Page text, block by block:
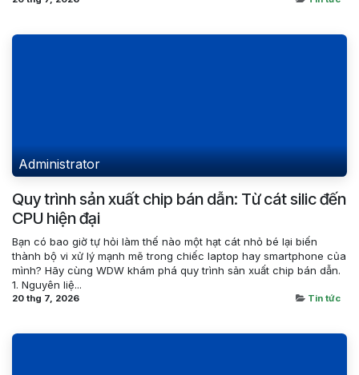
Administrator
Quy trình sản xuất chip bán dẫn: Từ cát silic đến
CPU hiện đại
Bạn có bao giờ tự hỏi làm thế nào một hạt cát nhỏ bé lại biến
thành bộ vi xử lý mạnh mẽ trong chiếc laptop hay smartphone của
mình? Hãy cùng WDW khám phá quy trình sản xuất chip bán dẫn.
1. Nguyên liệ...
20 thg 7, 2026 Tin tức